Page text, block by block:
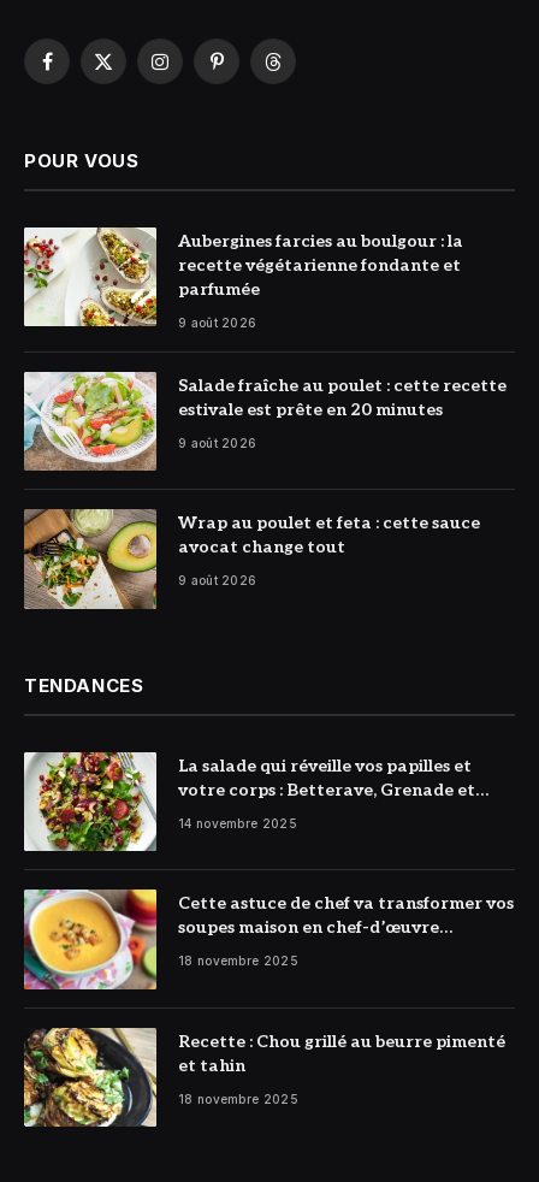
Facebook
X
InstagramPinterestThreads
POUR VOUS
© DR
Aubergines farcies au boulgour : la
recette végétarienne fondante et
parfumée
9 août 2026
© DR
Salade fraîche au poulet : cette recette
estivale est prête en 20 minutes
9 août 2026
© DR
Wrap au poulet et feta : cette sauce
avocat change tout
9 août 2026
TENDANCES
La salade qui réveille vos papilles et
votre corps : Betterave, Grenade et
Citron à l’honneur
14 novembre 2025
Cette astuce de chef va transformer vos
soupes maison en chef-d’œuvre
réconfortant
18 novembre 2025
Recette : Chou grillé au beurre pimenté
et tahin
18 novembre 2025